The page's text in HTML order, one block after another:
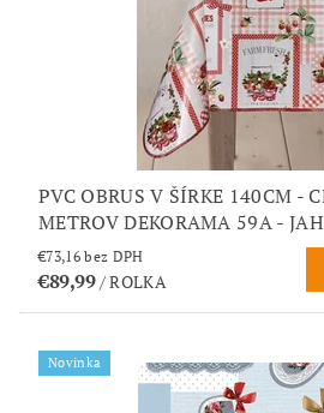
PVC OBRUS V ŠÍRKE 140CM -
METROV DEKORAMA 59A -
€73,16 bez DPH
€89,99/ ROLKA
Novinka